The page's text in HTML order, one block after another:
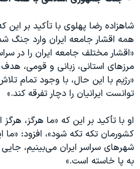
شاهزاده رضا پهلوی با تأکید بر
همه اقشار جامعه ایران وارد
«اقشار مختلف جامعه ایران را در
مرزهای استانی، زبانی و قومی، هدف
«رژیم با این حال، با وجود تمام
توانست ایرانیان را دچار تفرقه کند.»
او با تأکید بر این که «ما هرگز،
کشورمان تکه تکه شود»، افزود: «ما
شهرهای سراسر ایران می‌بینیم،
به پا خاسته است.»